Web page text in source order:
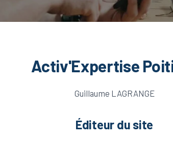
Activ'Expertise
Guillaume LAGRANGE
Éditeur du site